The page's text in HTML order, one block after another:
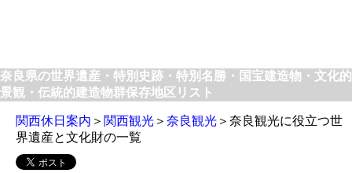
奈良県の世界遺産・特別史跡・特別名勝・国宝建造物・文化的
景観・伝統的建造物群保存地区リスト
関西休日案内 ＞ 関西観光 ＞ 奈良観光 ＞奈良観光に役立つ世
界遺産と文化財の一覧